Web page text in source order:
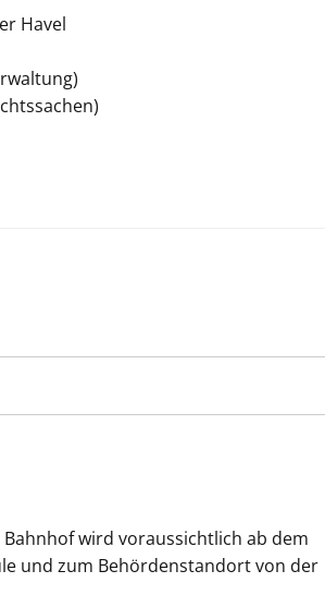
Havel
wird voraussichtlich ab dem
und zum Behördenstandort von der